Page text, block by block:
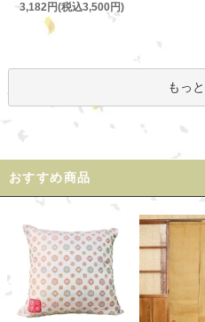
3,182円(税込3,500円)
もっ
おすすめ商品